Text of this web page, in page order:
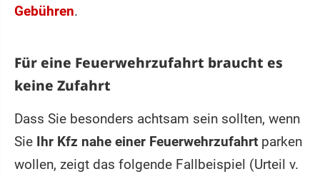
Gebühren.
Für eine Feuerwehrzufahrt braucht es
keine Zufahrt
Dass Sie besonders achtsam sein sollten, wenn
Sie Ihr Kfz nahe einer Feuerwehrzufahrt parken
wollen, zeigt das folgende Fallbeispiel (Urteil v.